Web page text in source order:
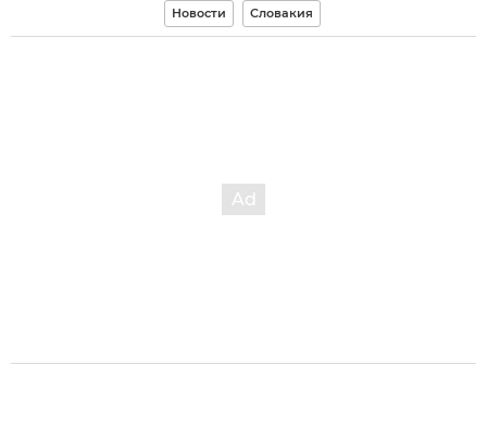
Новости Словакия